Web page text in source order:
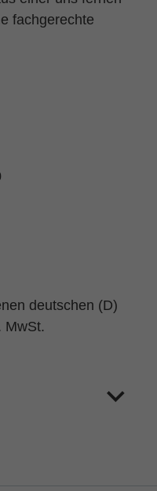
fachgerechte
deutschen (D)
MwSt.